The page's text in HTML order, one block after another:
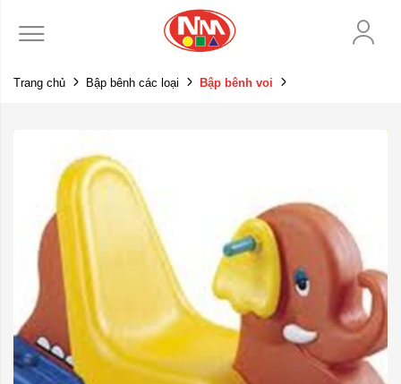
Trang chủ Bập bênh các loại Bập bênh voi